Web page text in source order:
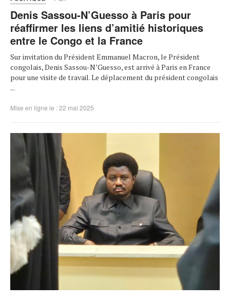
Denis Sassou-N’Guesso à Paris pour
réaffirmer les liens d’amitié historiques
entre le Congo et la France
Sur invitation du Président Emmanuel Macron, le Président
congolais, Denis Sassou-N’Guesso, est arrivé à Paris en France
pour une visite de travail. Le déplacement du président congolais
...
Mise en ligne le : 22 mai 2025